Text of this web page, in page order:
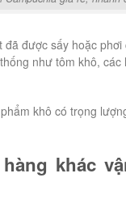
được sấy hoặc
như tôm khô,
khô có trọng
khác